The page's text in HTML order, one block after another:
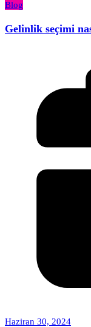
Blog
Gelinlik seçimi
Haziran 30, 2024